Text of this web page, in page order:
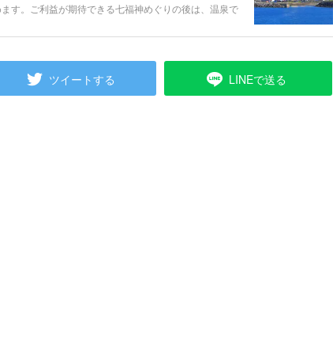
す。ご利益が期待できる七福神めぐりの後は、温泉で
ツイートする LINEで送る